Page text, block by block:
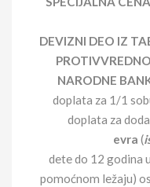
DEVIZNI DEO IZ
NARODNE
doplata za 1/1
doplata za
evra (
dete do 12 godina
pomoćnom ležaju)